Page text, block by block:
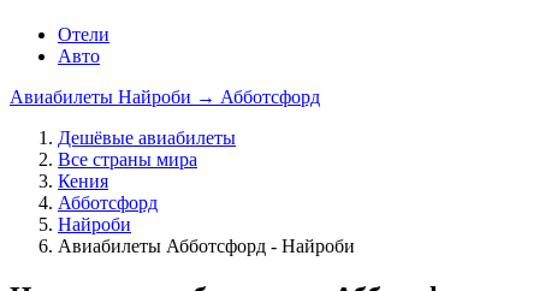
Отели
Авто
Авиабилеты Найроби → Абботсфорд
Дешёвые авиабилеты
Все страны мира
Кения
Абботсфорд
Найроби
Авиабилеты Абботсфорд - Найроби